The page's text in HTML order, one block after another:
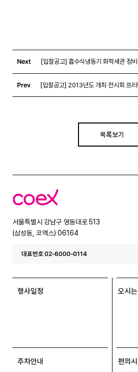
Next [입찰공고] 흡수식냉동기 화학세관 정
Prev [입찰공고] 2013년도 개최 전시회 프
목록보기
코
엑
서울특별시 강남구 영동대로 513
(삼성동, 코엑스) 06164
대표번호 02-6000-0114
행사일정 오시
주차안내 편의